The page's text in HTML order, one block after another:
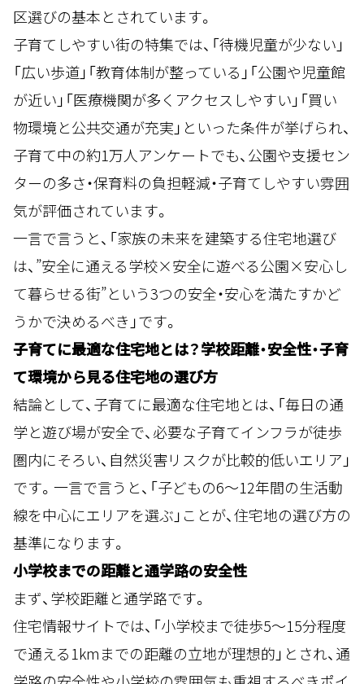
区選びの基本とされています。
子育てしやすい街の特集では、「待機児童が少ない」
「広い歩道」「教育体制が整っている」「公園や児童館
が近い」「医療機関が多くアクセスしやすい」「買い
物環境と公共交通が充実」といった条件が挙げられ、
子育て中の約1万人アンケートでも、公園や支援セン
ターの多さ・保育料の負担軽減・子育てしやすい雰囲
気が評価されています。
一言で言うと、「家族の未来を建築する住宅地選び
は、”安全に通える学校×安全に遊べる公園×安心し
て暮らせる街”という3つの安全・安心を満たすかど
うかで決めるべき」です。
子育てに最適な住宅地とは？学校距離・安全性・子育
て環境から見る住宅地の選び方
結論として、子育てに最適な住宅地とは、「毎日の通
学と遊び場が安全で、必要な子育てインフラが徒歩
圏内にそろい、自然災害リスクが比較的低いエリア」
です。一言で言うと、「子どもの6〜12年間の生活動
線を中心にエリアを選ぶ」ことが、住宅地の選び方の
基準になります。
小学校までの距離と通学路の安全性
まず、学校距離と通学路です。
住宅情報サイトでは、「小学校まで徒歩5〜15分程度
で通える1kmまでの距離の立地が理想的」とされ、通